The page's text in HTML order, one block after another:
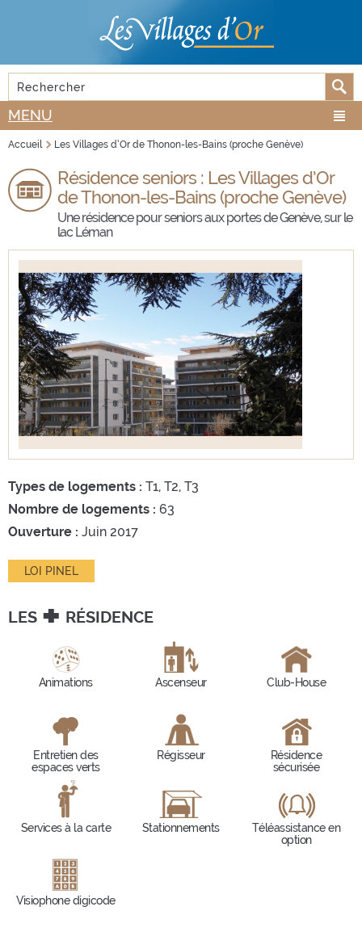
FORMULAIRE DE RECHERCHE
Rechercher
MENU
Accueil Les Villages d’Or de Thonon-les-Bains (proche Genève)
Résidence seniors : Les Villages d’Or
de Thonon-les-Bains (proche Genève)
Une résidence pour seniors aux portes de Genève, sur le
lac Léman
1/3
Types de logements : T1, T2, T3
Nombre de logements : 63
Ouverture : Juin 2017
LOI PINEL
LES + RÉSIDENCE
Animations Ascenseur Club-House
Entretien des
espaces verts
Régisseur
Résidence
sécurisée
Services à la carte Stationnements
Téléassistance en
option
Visiophone digicode